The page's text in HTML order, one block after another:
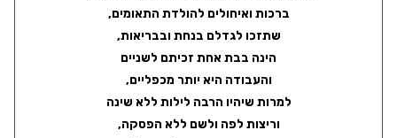
ברכות ואיחולים להולדת התאומים,
שתזכו לגדלם בנחת ובבריאות,
הינה בבת אחת זכיתם לשניים
והעבודה היא יותר מכפליים,
למרות שיהיו הרבה לילות ללא שינה
וריצות לפה ולשם ללא הפסקה,